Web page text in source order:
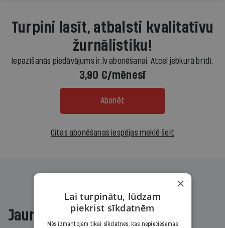
Turpini lasīt, atbalsti kvalitatīvu
žurnālistiku!
Iepazīšanās piedāvājums ir.lv abonēšanai. Atcel jebkurā brīdī.
3,90 €/mēnesī
Abonēt
Citas abonēšanas iespējas meklē šeit
Jaunākajā žurnālā
×
Lai turpinātu, lūdzam
piekrist sīkdatnēm
Mēs izmantojam tikai sīkdatnes, kas nepieciešamas